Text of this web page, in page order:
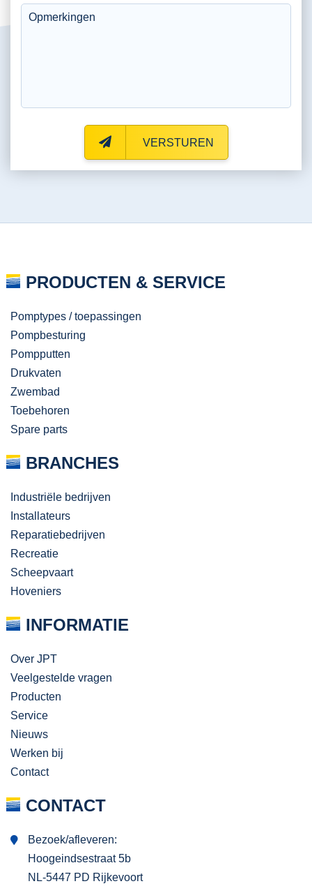
VERSTUREN
PRODUCTEN & SERVICE
Pomptypes / toepassingen
Pompbesturing
Pompputten
Drukvaten
Zwembad
Toebehoren
Spare parts
BRANCHES
Industriële bedrijven
Installateurs
Reparatiebedrijven
Recreatie
Scheepvaart
Hoveniers
INFORMATIE
Over JPT
Veelgestelde vragen
Producten
Service
Nieuws
Werken bij
Contact
CONTACT
Bezoek/afleveren:
Hoogeindsestraat 5b
NL-5447 PD Rijkevoort